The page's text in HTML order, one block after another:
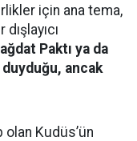
için ana tema,
Paktı ya da
duyduğu, ancak
olan Kudüs’ün